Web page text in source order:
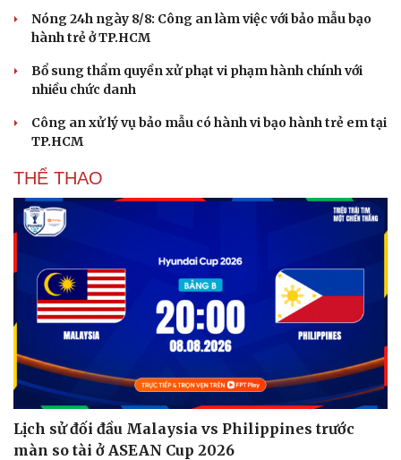
Nóng 24h ngày 8/8: Công an làm việc với bảo mẫu bạo
hành trẻ ở TP.HCM
Bổ sung thẩm quyền xử phạt vi phạm hành chính với
nhiều chức danh
Công an xử lý vụ bảo mẫu có hành vi bạo hành trẻ em tại
TP.HCM
THỂ THAO
Lịch sử đối đầu Malaysia vs Philippines trước
màn so tài ở ASEAN Cup 2026